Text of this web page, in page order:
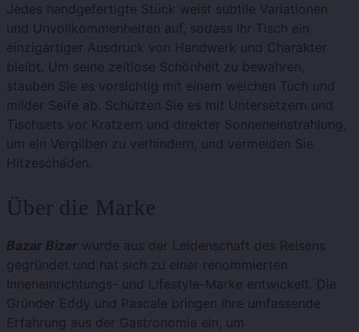
Jedes handgefertigte Stück weist subtile Variationen
und Unvollkommenheiten auf, sodass Ihr Tisch ein
einzigartiger Ausdruck von Handwerk und Charakter
bleibt. Um seine zeitlose Schönheit zu bewahren,
stauben Sie es vorsichtig mit einem weichen Tuch und
milder Seife ab. Schützen Sie es mit Untersetzern und
Tischsets vor Kratzern und direkter Sonneneinstrahlung,
um ein Vergilben zu verhindern, und vermeiden Sie
Hitzeschäden.
Über die Marke
Bazar Bizar wurde aus der Leidenschaft des Reisens
gegründet und hat sich zu einer renommierten
Inneneinrichtungs- und Lifestyle-Marke entwickelt. Die
Gründer Eddy und Pascale bringen ihre umfassende
Erfahrung aus der Gastronomie ein, um